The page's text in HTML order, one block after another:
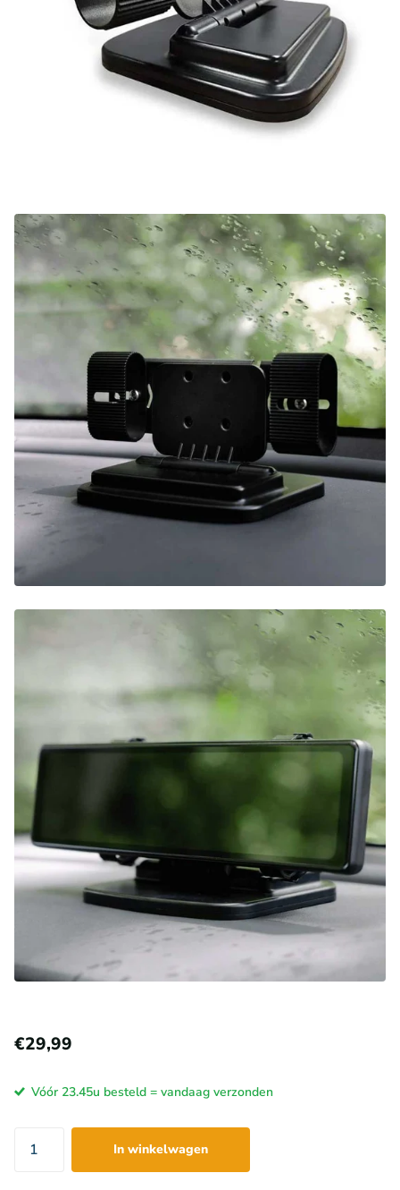
€29,99
Vóór 23.45u besteld = vandaag verzonden
In winkelwagen